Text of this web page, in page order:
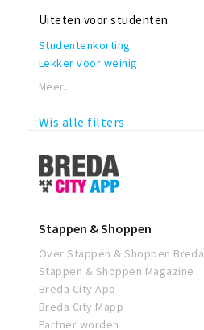
Uiteten voor studenten
Studentenkorting
Lekker voor weinig
Meer...
Wis alle filters
Stappen
&
Shoppen
Stappen & Shoppen
Over Stappen & Shoppen Breda
Stappen & Shoppen Magazine
Breda City App
Breda City Mapp
Partner worden